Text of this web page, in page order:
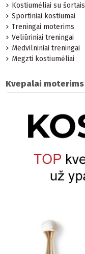
Kostiumėliai su šortais
Sportiniai kostiumai
Treningai moterims
Veliūriniai treningai
Medvilniniai treningai
Megzti kostiumėliai
Kvepalai moterims